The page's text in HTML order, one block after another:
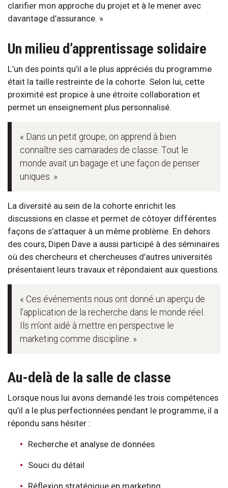
clarifier mon approche du projet et à le mener avec
davantage d’assurance. »
Un milieu d’apprentissage solidaire
L’un des points qu’il a le plus appréciés du programme
était la taille restreinte de la cohorte. Selon lui, cette
proximité est propice à une étroite collaboration et
permet un enseignement plus personnalisé.
« Dans un petit groupe, on apprend à bien
connaître ses camarades de classe. Tout le
monde avait un bagage et une façon de penser
uniques. »
La diversité au sein de la cohorte enrichit les
discussions en classe et permet de côtoyer différentes
façons de s’attaquer à un même problème. En dehors
des cours, Dipen Dave a aussi participé à des séminaires
où des chercheurs et chercheuses d’autres universités
présentaient leurs travaux et répondaient aux questions.
« Ces événements nous ont donné un aperçu de
l’application de la recherche dans le monde réel.
Ils m’ont aidé à mettre en perspective le
marketing comme discipline. »
Au-delà de la salle de classe
Lorsque nous lui avons demandé les trois compétences
qu’il a le plus perfectionnées pendant le programme, il a
répondu sans hésiter :
Recherche et analyse de données
Souci du détail